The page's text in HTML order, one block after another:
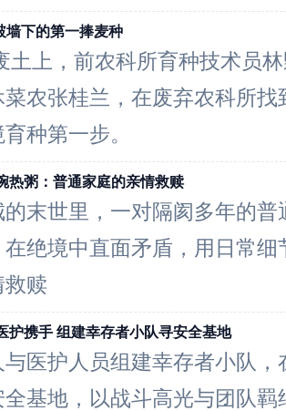
墙下的第一捧麦种
土上，前农科所育种技术员
农张桂兰，在废弃农科所找
种第一步。
热粥：普通家庭的亲情救赎
末世里，一对隔阂多年的普
绝境中直面矛盾，用日常细
救赎
护携手 组建幸存者小队寻安全基地
医护人员组建幸存者小队，
全基地，以战斗高光与团队